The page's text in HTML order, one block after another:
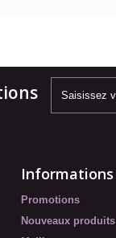
Informations
Promotions
Nouveaux produits